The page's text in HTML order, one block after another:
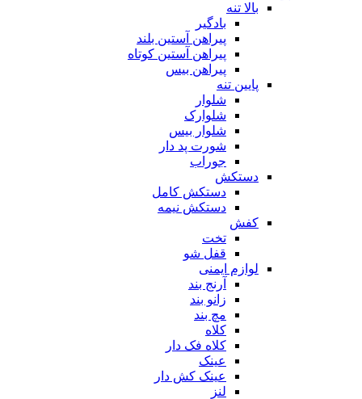
بالا تنه
بادگیر
پیراهن آستین بلند
پیراهن آستین کوتاه
پیراهن بیس
پایین تنه
شلوار
شلوارک
شلوار بیس
شورت پد دار
جوراب
دستکش
دستکش کامل
دستکش نیمه
کفش
تخت
قفل شو
لوازم ایمنی
آرنج بند
زانو بند
مچ بند
کلاه
کلاه فک دار
عینک
عینک کش دار
لنز